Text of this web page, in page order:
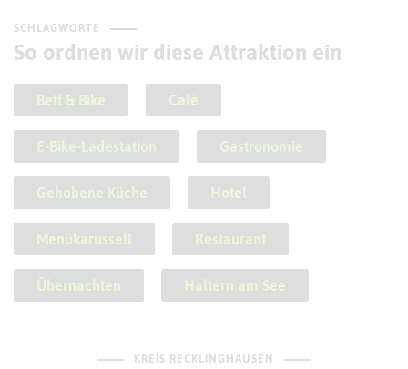
SCHLAGWORTE
So ordnen wir diese Attraktion ein
Bett & Bike Café
E-Bike-Ladestation Gastronomie
Gehobene Küche Hotel
Menükarussell Restaurant
Übernachten Haltern am See
KREIS RECKLINGHAUSEN